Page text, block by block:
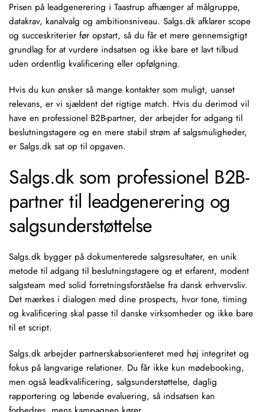
Prisen på leadgenerering i Taastrup afhænger af målgruppe,
datakrav, kanalvalg og ambitionsniveau. Salgs.dk afklarer scope
og succeskriterier før opstart, så du får et mere gennemsigtigt
grundlag for at vurdere indsatsen og ikke bare et lavt tilbud
uden ordentlig kvalificering eller opfølgning.
Hvis du kun ønsker så mange kontakter som muligt, uanset
relevans, er vi sjældent det rigtige match. Hvis du derimod vil
have en professionel B2B-partner, der arbejder for adgang til
beslutningstagere og en mere stabil strøm af salgsmuligheder,
er Salgs.dk sat op til opgaven.
Salgs.dk som professionel B2B-
partner til leadgenerering og
salgsunderstøttelse
Salgs.dk bygger på dokumenterede salgsresultater, en unik
metode til adgang til beslutningstagere og et erfarent, modent
salgsteam med solid forretningsforståelse fra dansk erhvervsliv.
Det mærkes i dialogen med dine prospects, hvor tone, timing
og kvalificering skal passe til danske virksomheder og ikke bare
til et script.
Salgs.dk arbejder partnerskabsorienteret med høj integritet og
fokus på langvarige relationer. Du får ikke kun mødebooking,
men også leadkvalificering, salgsunderstøttelse, daglig
rapportering og løbende evaluering, så indsatsen kan